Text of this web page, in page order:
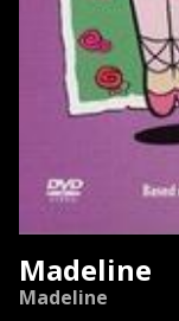
Madeline
Madeline